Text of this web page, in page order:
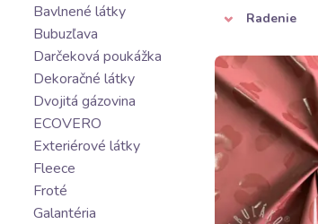
Bavlnené látky
Bubuzľava
Darčeková poukážka
Dekoračné látky
Dvojitá gázovina
ECOVERO
Exteriérové látky
Fleece
Froté
Galantéria
Radenie